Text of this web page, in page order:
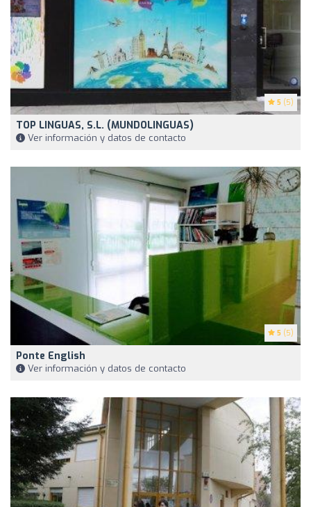
5 (5)
TOP LINGUAS, S.L. (MUNDOLINGUAS)
Ver información y datos de contacto
5 (5)
Ponte English
Ver información y datos de contacto